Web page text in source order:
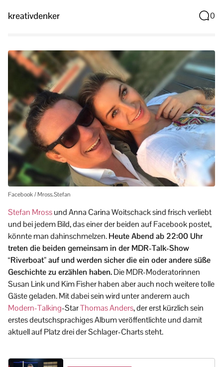
kreativdenker 0
Facebook / Mross.Stefan
Stefan Mrossund Anna Carina Woitschack sind frisch verliebt
und bei jedem Bild, das einer der beiden auf Facebook postet,
könnte man dahinschmelzen.Heute Abend ab 22:00 Uhr
treten die beiden gemeinsam in der MDR-Talk-Show
“Riverboat” auf und werden sicher die ein oder andere süße
Geschichte zu erzählen haben.Die MDR-Moderatorinnen
Susan Link und Kim Fisher haben aber auch noch weitere tolle
Gäste geladen. Mit dabei sein wird unter anderem auch
Modern-Talking-StarThomas Anders, der erst kürzlich sein
erstes deutschsprachiges Album veröffentlichte und damit
aktuell auf Platz drei der Schlager-Charts steht.